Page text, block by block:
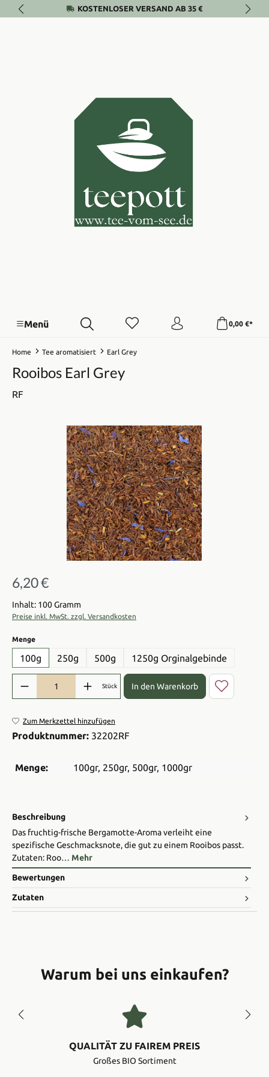
Zum Hauptinhalt springenKOSTENLOSER VERSAND AB 35 €
Menü 0,00 €*
Home Tee aromatisiert Earl Grey
Rooibos Earl Grey
RF
Bildergalerie überspringen
Regulärer Preis:
6,20 €
Inhalt: 100 Gramm
Preise inkl. MwSt. zzgl. Versandkosten
Mengeauswählen
100g 250g 500g 1250g Orginalgebinde
Produkt Anzahl: Gib den gewünschten Wert ein oder benutze die
Stück In den Warenkorb
Zum Merkzettel hinzufügen
Produktnummer: 32202RF
Menge: 100gr, 250gr, 500gr, 1000gr
Beschreibung
Das fruchtig-frische Bergamotte-Aroma verleiht eine
spezifische Geschmacksnote, die gut zu einem Rooibos passt.
Zutaten: Roo… Mehr
Bewertungen
Zutaten
Warum bei uns einkaufen?
QUALITÄT ZU FAIREM PREIS
Großes BIO Sortiment